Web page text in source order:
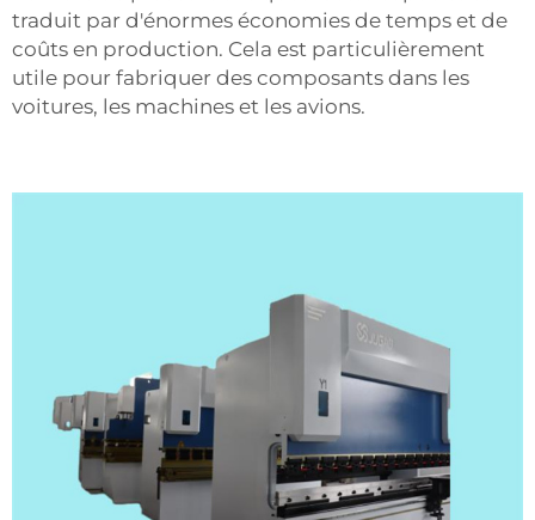
traduit par d'énormes économies de temps et de
coûts en production. Cela est particulièrement
utile pour fabriquer des composants dans les
voitures, les machines et les avions.